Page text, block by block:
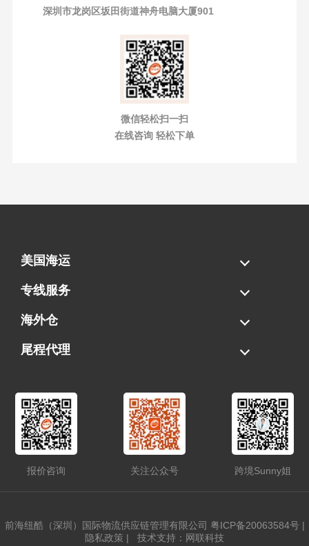
深圳市龙岗区坂田街道神舟电脑大厦901
微信轻松扫一扫
在线咨询 轻松下单
美国海运
海运拼柜
海运整柜
美国海卡
加拿大海运
专线服务
FBA专线直送
超大件专线
AWD专线
电池专线
海外仓
一件代发
FBA中转
贴标换标
拆柜/存储
尾程代理
报价咨询 关注公众号 跨境Sunny姐
前海纽酷（深圳）国际物流供应链管理有限公司 粤ICP备20063584号|
隐私政策 | 技术支持：网联科技